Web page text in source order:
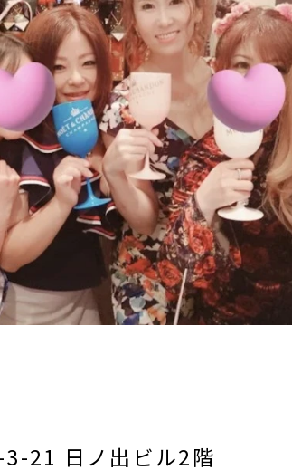
21 日ノ出ビル2階